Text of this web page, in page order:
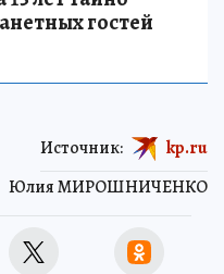
гостей
Юлия МИРОШНИЧЕНКО
Источник: kp.ru